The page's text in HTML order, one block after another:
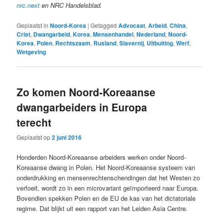
nrc.next en NRC Handelsblad.
Geplaatst in Noord-Korea |Getagged Advocaat,Arbeid,China,
Crist, Dwangarbeid,Korea,Mensenhandel,Nederland,Noord-
Korea, Polen, Rechtszaam, Rusland,Slavernij, Uitbuiting,Werf,
Wetgeving
Zo komen Noord-Koreaanse
dwangarbeiders in Europa
terecht
Geplaatst op2 juni 2016
Honderden Noord-Koreaanse arbeiders werken onder Noord-
Koreaanse dwang in Polen. Het Noord-Koreaanse systeem van
onderdrukking en mensenrechtenschendingen dat het Westen zo
verfoeit, wordt zo in een microvariant geïmporteerd naar Europa.
Bovendien spekken Polen en de EU de kas van het dictatoriale
regime. Dat blijkt uit een rapport van het Leiden Asia Centre.